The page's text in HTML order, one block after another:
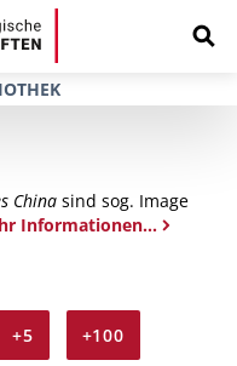
China sind sog. Image
Informationen...
+5 +100